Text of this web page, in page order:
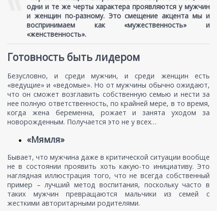
одни и те же черты характера проявляются у мужчин
и женщин по-разному. Это смещение акцента мы и
воспринимаем как «мужественность» и
«женственность».
Готовность быть лидером
Безусловно, и среди мужчин, и среди женщин есть
«ведущие» и «ведомые». Но от мужчины обычно ожидают,
что он сможет возглавить собственную семью и нести за
нее полную ответственность, по крайней мере, в то время,
когда жена беременна, рожает и занята уходом за
новорожденным. Получается это не у всех…
«Мямля»
Бывает, что мужчина даже в критической ситуации вообще
не в состоянии проявить хоть какую-то инициативу. Это
наглядная иллюстрация того, что не всегда собственный
пример – лучший метод воспитания, поскольку часто в
таких мужчин превращаются мальчики из семей с
жесткими авторитарными родителями.